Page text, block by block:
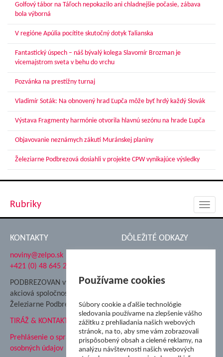
Golfový tábor na Táľoch nepokazilo ani chladnejšie počasie, zábava
bola výborná
V regióne Apúlia pocítite skutočný dotyk Talianska
Fantastický úspech – náš bývalý kolega Slavomír Brozman je
vicemajstrom sveta v behu do vrchu
Pozvánka na prestížny turnaj
Vladimír Soták: Na obnovený hrad Ľupča môže byť hrdý každý Slovák
Výstava Fragmenty harmónie otvorila hlavnú sezónu na hrade Ľupča
Objavovanie neznámych zákutí Muránskej planiny
Železiarne Podbrezová dosiahli v projekte CPW vynikajúce výsledky
Rubriky
KONTAKTY
noviny@zelpo.sk
+421 (0) 48 645 2711
PODBREZOVAN vydáva
akciová spoločnosť
Železiarne Podbrezová
TIRÁŽ & KONTAKT
Prehlásenie o spracovaní
osobných údajov
DÔLEŽITÉ ODKAZY
Nadácia Železiarne
ŽP Informatika s.r.o.
ŠK Železiarne Podbrezová
Tále a.s.
Používame cookies
Súbory cookie a ďalšie technológie
sledovania používame na zlepšenie vášho
zážitku z prehliadania našich webových
stránok, na to, aby sme vám zobrazovali
prispôsobený obsah a cielené reklamy, na
analýzu návštevnosti našich webových